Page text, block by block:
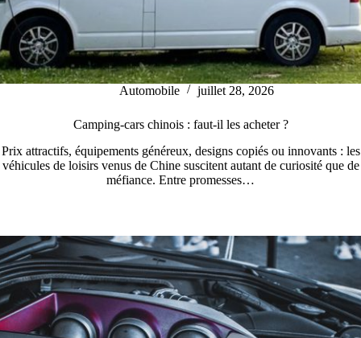
Automobile juillet 28, 2026
Camping-cars chinois : faut-il les acheter ?
Prix attractifs, équipements généreux, designs copiés ou innovants : les
véhicules de loisirs venus de Chine suscitent autant de curiosité que de
méfiance. Entre promesses…